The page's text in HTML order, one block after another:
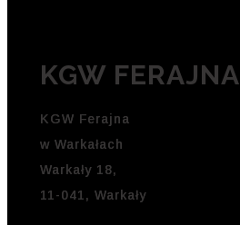
KGW FERAJNA
KGW Ferajna
w Warkałach
Warkały 18,
11-041, Warkały